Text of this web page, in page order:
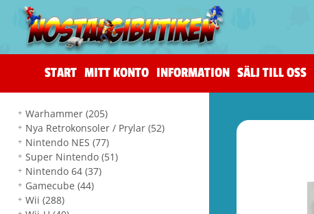
START MITT KONTO INFORMATION SÄLJ TILL OSS
Warhammer(205)
Nya Retrokonsoler / Prylar(52)
Nintendo NES(77)
Super Nintendo(51)
Nintendo 64(37)
Gamecube(44)
Wii(288)